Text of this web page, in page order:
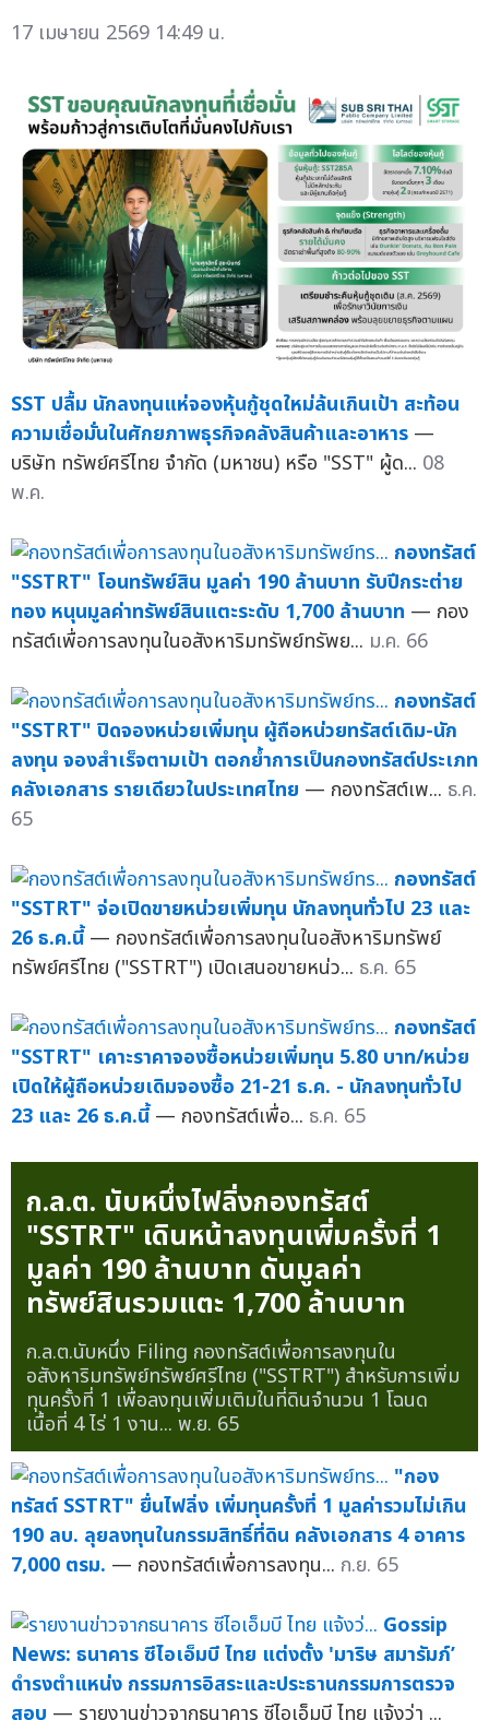
17 เมษายน 2569 14:49 น.
SST ปลื้ม นักลงทุนแห่จองหุ้นกู้ชุดใหม่ล้นเกินเป้า สะท้อน
ความเชื่อมั่นในศักยภาพธุรกิจคลังสินค้าและอาหาร —
บริษัท ทรัพย์ศรีไทย จำกัด (มหาชน) หรือ "SST" ผู้ด... 08
พ.ค.
กองทรัสต์
"SSTRT" โอนทรัพย์สิน มูลค่า 190 ล้านบาท รับปีกระต่าย
ทอง หนุนมูลค่าทรัพย์สินแตะระดับ 1,700 ล้านบาท — กอง
ทรัสต์เพื่อการลงทุนในอสังหาริมทรัพย์ทรัพย... ม.ค. 66
กองทรัสต์
"SSTRT" ปิดจองหน่วยเพิ่มทุน ผู้ถือหน่วยทรัสต์เดิม-นัก
ลงทุน จองสำเร็จตามเป้า ตอกย้ำการเป็นกองทรัสต์ประเภท
คลังเอกสาร รายเดียวในประเทศไทย — กองทรัสต์เพ... ธ.ค.
65
กองทรัสต์
"SSTRT" จ่อเปิดขายหน่วยเพิ่มทุน นักลงทุนทั่วไป 23 และ
26 ธ.ค.นี้ — กองทรัสต์เพื่อการลงทุนในอสังหาริมทรัพย์
ทรัพย์ศรีไทย ("SSTRT") เปิดเสนอขายหน่ว... ธ.ค. 65
กองทรัสต์
"SSTRT" เคาะราคาจองซื้อหน่วยเพิ่มทุน 5.80 บาท/หน่วย
เปิดให้ผู้ถือหน่วยเดิมจองซื้อ 21-21 ธ.ค. - นักลงทุนทั่วไป
23 และ 26 ธ.ค.นี้ — กองทรัสต์เพื่อ... ธ.ค. 65
ก.ล.ต. นับหนึ่งไฟลิ่งกองทรัสต์
"SSTRT" เดินหน้าลงทุนเพิ่มครั้งที่ 1
มูลค่า 190 ล้านบาท ดันมูลค่า
ทรัพย์สินรวมแตะ 1,700 ล้านบาท
ก.ล.ต.นับหนึ่ง Filing กองทรัสต์เพื่อการลงทุนใน
อสังหาริมทรัพย์ทรัพย์ศรีไทย ("SSTRT") สำหรับการเพิ่ม
ทุนครั้งที่ 1 เพื่อลงทุนเพิ่มเติมในที่ดินจำนวน 1 โฉนด
เนื้อที่ 4 ไร่ 1 งาน... พ.ย. 65
"กอง
ทรัสต์ SSTRT" ยื่นไฟลิ่ง เพิ่มทุนครั้งที่ 1 มูลค่ารวมไม่เกิน
190 ลบ. ลุยลงทุนในกรรมสิทธิ์ที่ดิน คลังเอกสาร 4 อาคาร
7,000 ตรม. — กองทรัสต์เพื่อการลงทุน... ก.ย. 65
Gossip
News: ธนาคาร ซีไอเอ็มบี ไทย แต่งตั้ง 'มาริษ สมารัมภ์’
ดำรงตำแหน่ง กรรมการอิสระและประธานกรรมการตรวจ